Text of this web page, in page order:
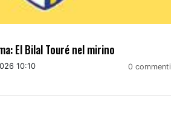
El Bilal Touré nel mirino
10:10 0 commenti